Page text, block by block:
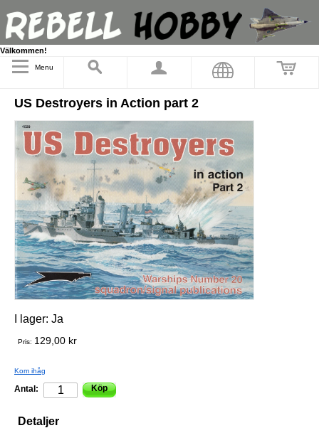
Välkommen!
Menu
US Destroyers in Action part 2
I lager: Ja
Pris: 129,00 kr
Kom ihåg
Antal: Köp
Detaljer